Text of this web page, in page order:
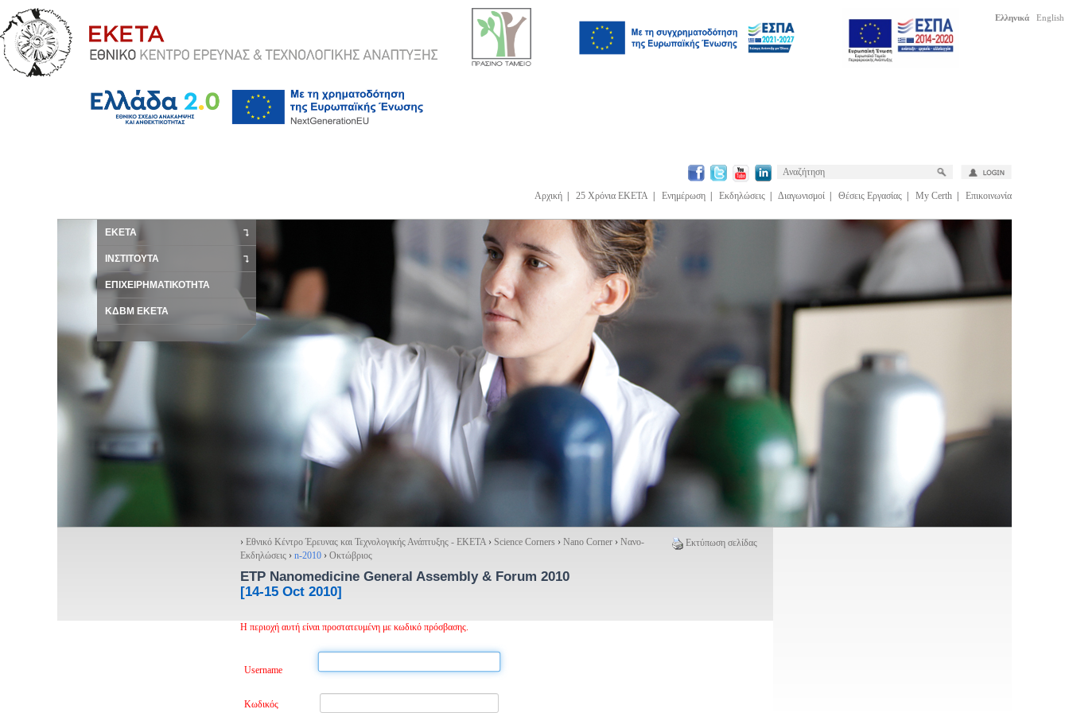
Ελληνικά English
Αρχική 25 Χρόνια ΕΚΕΤΑ Ενημέρωση Εκδηλώσεις Διαγωνισμοί Θέσεις Εργασίας My Certh Επικοινωνία
ΕΚΕΤΑ
ΙΝΣΤΙΤΟΥΤΑ
ΕΠΙΧΕΙΡΗΜΑΤΙΚΟΤΗΤΑ
ΚΔΒΜ ΕΚΕΤΑ
Εκτύπωση σελίδας
› Εθνικό Κέντρο Έρευνας και Τεχνολογικής Ανάπτυξης - ΕΚΕΤΑ› Science Corners › Nano Corner › Νανο-
Εκδηλώσεις › n-2010 › Οκτώβριος
ETP Nanomedicine General Assembly & Forum 2010
[14-15 Oct 2010]
Η περιοχή αυτή είναι προστατευμένη με κωδικό πρόσβασης.
Username
Κωδικός